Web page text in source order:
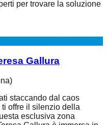
per trovare la soluzione
Gallura
staccando dal caos
offre il silenzio della
esclusiva zona